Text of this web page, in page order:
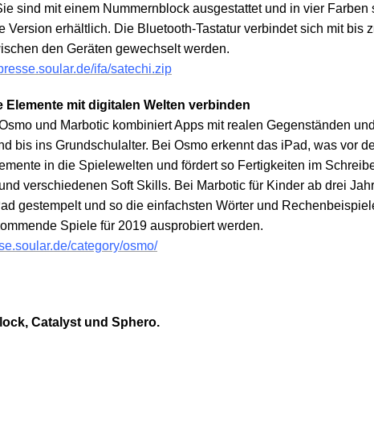
sind mit einem Nummernblock ausgestattet und in vier
Version erhältlich. Die Bluetooth-Tastatur verbindet sich mit bis
den Geräten gewechselt werden.
ifa/satechi.zip
mit digitalen Welten verbinden
und Marbotic kombiniert Apps mit realen Gegenständen
bis ins Grundschulalter. Bei Osmo erkennt das iPad, was vor
in die Spielewelten und fördert so Fertigkeiten im
verschiedenen Soft Skills. Bei Marbotic für Kinder ab drei
gestempelt und so die einfachsten Wörter und
Spiele für 2019 ausprobiert werden.
category/osmo/
Catalyst und Sphero.